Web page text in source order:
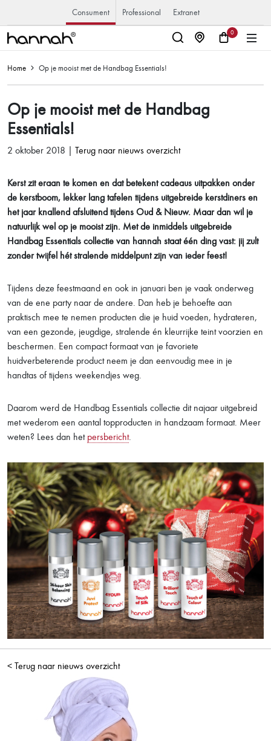
Consument Professional Extranet
0
Home Op je mooist met de Handbag Essentials!
Op je mooist met de Handbag
Essentials!
2 oktober 2018 | Terug naar nieuws overzicht
Kerst zit eraan te komen en dat betekent cadeaus uitpakken onder
de kerstboom, lekker lang tafelen tijdens uitgebreide kerstdiners en
het jaar knallend afsluitend tijdens Oud & Nieuw. Maar dan wil je
natuurlijk wel op je mooist zijn. Met de inmiddels uitgebreide
Handbag Essentials collectie van hannah staat één ding vast: jij zult
zonder twijfel hét stralende middelpunt zijn van ieder feest!
Tijdens deze feestmaand en ook in januari ben je vaak onderweg
van de ene party naar de andere. Dan heb je behoefte aan
praktisch mee te nemen producten die je huid voeden, hydrateren,
van een gezonde, jeugdige, stralende én kleurrijke teint voorzien en
beschermen. Een compact formaat van je favoriete
huidverbeterende product neem je dan eenvoudig mee in je
handtas of tijdens weekendjes weg.
Daarom werd de Handbag Essentials collectie dit najaar uitgebreid
met wederom een aantal topproducten in handzaam formaat. Meer
weten? Lees dan het persbericht.
< Terug naar nieuws overzicht